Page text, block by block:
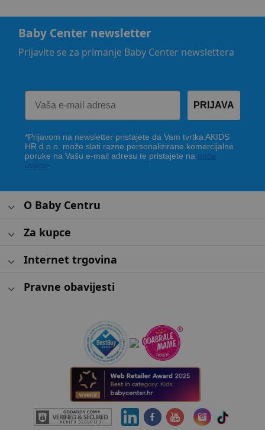
Baby Center newsletter
Prijavite se za primanje Baby Center newslettera
PRIJAVA
*Prijavom na newsletter pristajete da Vam tvrtka AKIDS
HR d.o.o. može slati razne personalizirane komercijalne
poruke na Vašu e-mail adresu te pristajete na opće
uvjete
O Baby Centru
Za kupce
Internet trgovina
Pravne obavijesti